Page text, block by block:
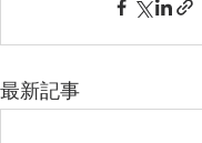
最新記事